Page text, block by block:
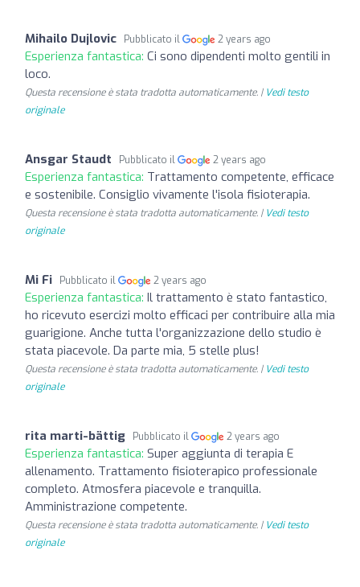
Mihailo Dujlovic Pubblicato il 2 years ago
Esperienza fantastica: Ci sono dipendenti molto gentili in
loco.
Questa recensione è stata tradotta automaticamente. | Vedi testo
originale
Ansgar Staudt Pubblicato il 2 years ago
Esperienza fantastica: Trattamento competente, efficace
e sostenibile. Consiglio vivamente l'isola fisioterapia.
Questa recensione è stata tradotta automaticamente. | Vedi testo
originale
Mi Fi Pubblicato il 2 years ago
Esperienza fantastica: Il trattamento è stato fantastico,
ho ricevuto esercizi molto efficaci per contribuire alla mia
guarigione. Anche tutta l'organizzazione dello studio è
stata piacevole. Da parte mia, 5 stelle plus!
Questa recensione è stata tradotta automaticamente. | Vedi testo
originale
rita marti-bättig Pubblicato il 2 years ago
Esperienza fantastica: Super aggiunta di terapia E
allenamento. Trattamento fisioterapico professionale
completo. Atmosfera piacevole e tranquilla.
Amministrazione competente.
Questa recensione è stata tradotta automaticamente. | Vedi testo
originale